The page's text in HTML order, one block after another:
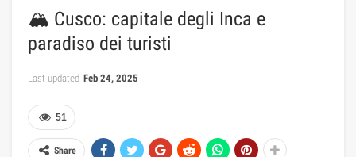
🏔️ Cusco: capitale degli Inca e
paradiso dei turisti
Last updated Feb 24, 2025
51
Share